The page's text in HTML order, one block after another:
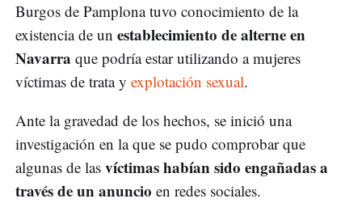
Burgos de Pamplona tuvo conocimiento de la
existencia de un establecimiento de alterne en
Navarra que podría estar utilizando a mujeres
víctimas de trata y explotación sexual.
Ante la gravedad de los hechos, se inició una
investigación en la que se pudo comprobar que
algunas de las víctimas habían sido engañadas a
través de un anuncio en redes sociales.